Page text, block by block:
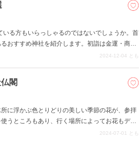
る方もいらっしゃるのではないでしょうか。首
おすすめ神社を紹介します。初詣は金運・商売
2024-12-04 とも
閣
に浮かぶ色とりどりの美しい季節の花が、参拝
うところもあり、行く場所によってお花もデザ
2024-07-01 とも